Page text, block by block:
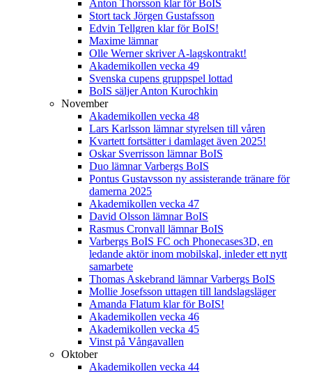
Anton Thorsson klar för BoIS
Stort tack Jörgen Gustafsson
Edvin Tellgren klar för BoIS!
Maxime lämnar
Olle Werner skriver A-lagskontrakt!
Akademikollen vecka 49
Svenska cupens gruppspel lottad
BoIS säljer Anton Kurochkin
November
Akademikollen vecka 48
Lars Karlsson lämnar styrelsen till våren
Kvartett fortsätter i damlaget även 2025!
Oskar Sverrisson lämnar BoIS
Duo lämnar Varbergs BoIS
Pontus Gustavsson ny assisterande tränare för
damerna 2025
Akademikollen vecka 47
David Olsson lämnar BoIS
Rasmus Cronvall lämnar BoIS
Varbergs BoIS FC och Phonecases3D, en
ledande aktör inom mobilskal, inleder ett nytt
samarbete
Thomas Askebrand lämnar Varbergs BoIS
Mollie Josefsson uttagen till landslagsläger
Amanda Flatum klar för BoIS!
Akademikollen vecka 46
Akademikollen vecka 45
Vinst på Vångavallen
Oktober
Akademikollen vecka 44